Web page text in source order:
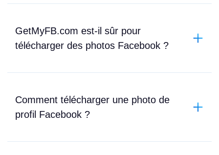
GetMyFB.com est-il sûr pour
télécharger des photos Facebook ?
Comment télécharger une photo de
profil Facebook ?